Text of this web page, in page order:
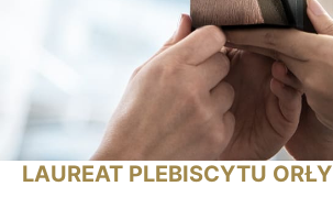
LAUREAT PLEBISCYTU ORŁY